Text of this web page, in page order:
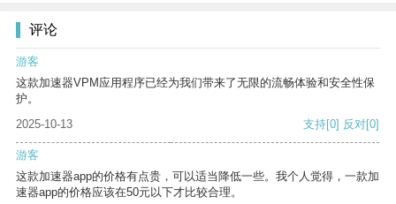
评论
游客
这款加速器VPM应用程序已经为我们带来了无限的流畅体验和安全性保
护。
2025-10-13
支持[0] 反对[0]
游客
这款加速器app的价格有点贵，可以适当降低一些。我个人觉得，一款加
速器app的价格应该在50元以下才比较合理。